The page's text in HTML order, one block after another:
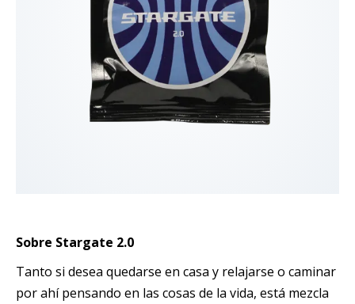
Sobre Stargate 2.0
Tanto si desea quedarse en casa y relajarse o caminar
por ahí pensando en las cosas de la vida, está mezcla